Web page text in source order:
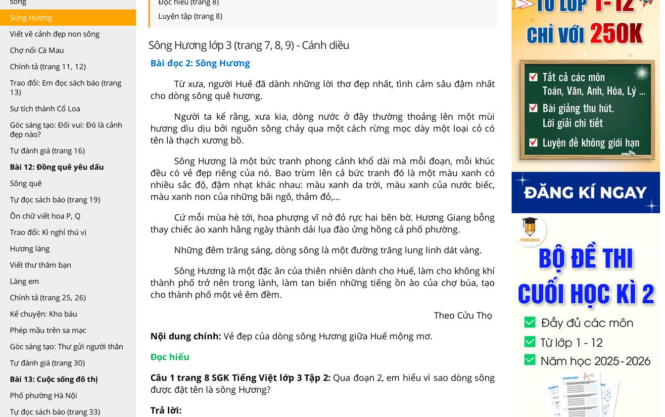
Sông Hương
Viết về cảnh đẹp non sông
Chợ nổi Cà Mau
Chính tả (trang 11, 12)
Trao đổi: Em đọc sách báo (trang
13)
Sự tích thành Cổ Loa
Góc sáng tạo: Đối vui: Đó là cảnh
đẹp nào?
Tự đánh giá (trang 16)
Bài 12: Đồng quê yêu dấu
Sông quê
Tự đọc sách báo (trang 19)
Ôn chữ viết hoa P, Q
Trao đổi: Kì nghỉ thú vị
Hương làng
Viết thư thăm bạn
Làng em
Chính tả (trang 25, 26)
Kể chuyện: Kho báu
Phép mầu trên sa mạc
Góc sáng tạo: Thư gửi người thân
Tự đánh giá (trang 30)
Bài 13: Cuộc sống đô thị
Phố phường Hà Nội
Tự đọc sách báo (trang 33)
Luyện tập (trang 8)
Sông Hương lớp 3 (trang 7, 8, 9) - Cánh diều
Bài đọc 2: Sông Hương
Từ xưa, người Huế đã dành những lời thơ đẹp nhất, tình cảm sâu đậm nhất
cho dòng sông quê hương.
Người ta kể rằng, xưa kia, dòng nước ở đây thường thoảng lên một mùi
hương dìu dịu bởi nguồn sông chảy qua một cách rừng mọc dày một loại cỏ có
tên là thạch xương bồ.
Sông Hương là một bức tranh phong cảnh khổ dài mà mỗi đoạn, mỗi khúc
đều có vẻ đẹp riêng của nó. Bao trùm lên cả bức tranh đó là một màu xanh có
nhiều sắc độ, đậm nhạt khác nhau: màu xanh da trời, màu xanh của nước biếc,
màu xanh non của những bãi ngô, thảm đỏ,…
Cứ mỗi mùa hè tới, hoa phượng vĩ nở đỏ rực hai bên bờ. Hương Giang bỗng
thay chiếc áo xanh hằng ngày thành dải lụa đào ửng hồng cả phố phường.
Những đêm trăng sáng, dòng sông là một đường trăng lung linh dát vàng.
Sông Hương là một đặc ân của thiên nhiên dành cho Huế, làm cho không khí
thành phố trở nên trong lành, làm tan biến những tiếng ồn ào của chợ búa, tạo
cho thành phố một vẻ êm đềm.
Theo Cửu Thọ
Nội dung chính: Vẻ đẹp của dòng sông Hương giữa Huế mộng mơ.
Đọc hiểu
Câu 1 trang 8 SGK Tiếng Việt lớp 3 Tập 2: Qua đoạn 2, em hiểu vì sao dòng sông
được đặt tên là sông Hương?
Trả lời: